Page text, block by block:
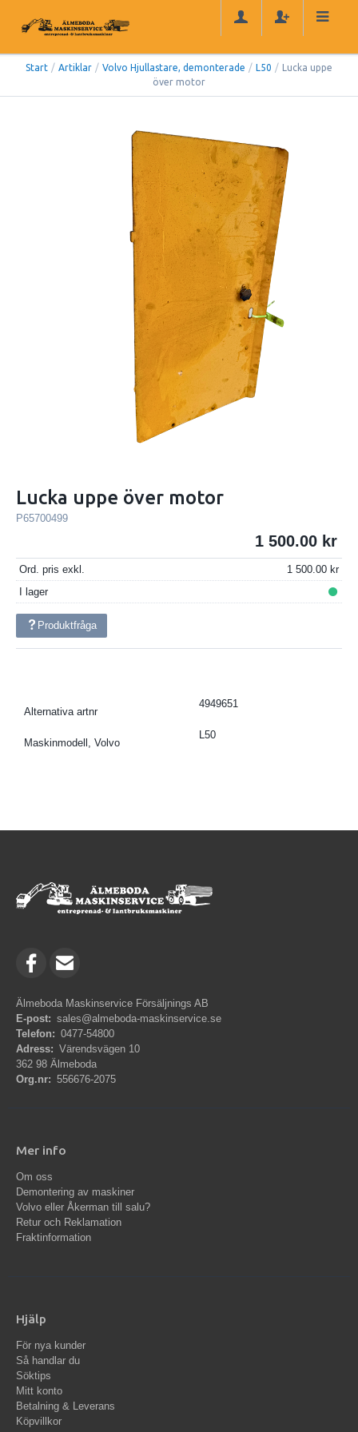
Start / Artiklar / Volvo Hjullastare, demonterade / L50 /
Lucka uppe
över motor
Lucka uppe över motor
P65700499
1 500.00
Ord. pris exkl.
1 500.00
I lager
Produktfråga
Alternativa artnr
4949651
Maskinmodell, Volvo
L50
Älmeboda Maskinservice Försäljnings AB
E-post: sales@almeboda-maskinservice.se
Telefon: 0477-54800
Adress: Värendsvägen 10
362 98 Älmeboda
Org.nr: 556676-2075
Mer info
Om oss
Demontering av maskiner
Volvo eller Åkerman till salu?
Retur och Reklamation
Fraktinformation
Hjälp
För nya kunder
Så handlar du
Söktips
Mitt konto
Betalning & Leverans
Köpvillkor